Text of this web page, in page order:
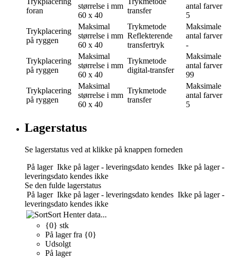
foran
størrelse i mm
60 x 40
transfer
antal farver
5
Trykplacering
på ryggen
Maksimal
størrelse i mm
60 x 40
Trykmetode
Reflekterende
transfertryk
Maksimale
antal farver
-
Trykplacering
på ryggen
Maksimal
størrelse i mm
60 x 40
Trykmetode
digital-transfer
Maksimale
antal farver
99
Trykplacering
på ryggen
Maksimal
størrelse i mm
60 x 40
Trykmetode
transfer
Maksimale
antal farver
5
Lagerstatus
Se lagerstatus ved at klikke på knappen forneden
På lager Ikke på lager - leveringsdato kendes Ikke på lager -
leveringsdato kendes ikke
Se den fulde lagerstatus
På lager Ikke på lager - leveringsdato kendes Ikke på lager -
leveringsdato kendes ikke
Sort Henter data...
{0} stk
På lager fra {0}
Udsolgt
På lager